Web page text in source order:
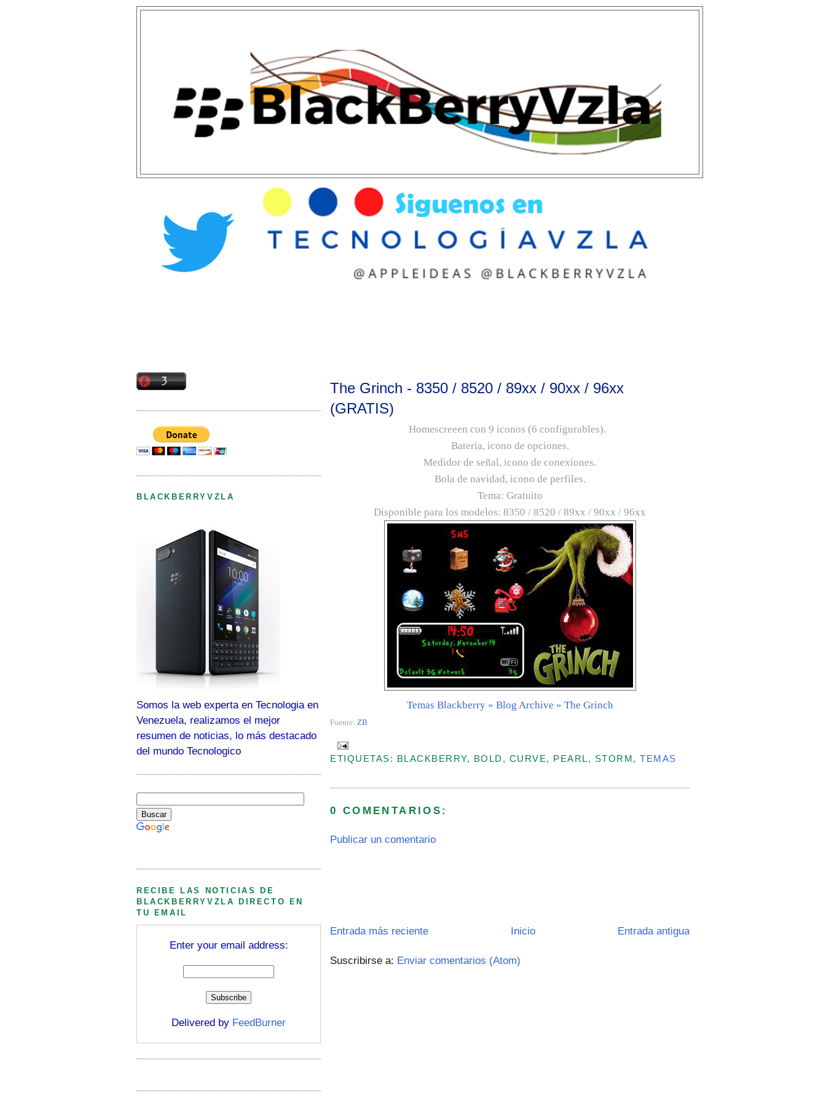
The Grinch - 8350 / 8520 / 89xx / 90xx / 96xx
(GRATIS)
Homescreeen con 9 iconos (6 configurables).
Bateria, icono de opciones.
Medidor de señal, icono de conexiones.
Bola de navidad, icono de perfiles.
Tema: Gratuito
Disponible para los modelos: 8350 / 8520 / 89xx / 90xx / 96xx
Temas Blackberry » Blog Archive » The Grinch
Fuente: ZB
ETIQUETAS: BLACKBERRY, BOLD, CURVE, PEARL, STORM, TEMAS
0 COMENTARIOS:
Publicar un comentario
Entrada más reciente Entrada antigua
Inicio
Suscribirse a: Enviar comentarios (Atom)
BLACKBERRYVZLA
Somos la web experta en Tecnologia en
Venezuela, realizamos el mejor
resumen de noticias, lo más destacado
del mundo Tecnologico
RECIBE LAS NOTICIAS DE
BLACKBERRYVZLA DIRECTO EN
TU EMAIL
Enter your email address:
Delivered by FeedBurner